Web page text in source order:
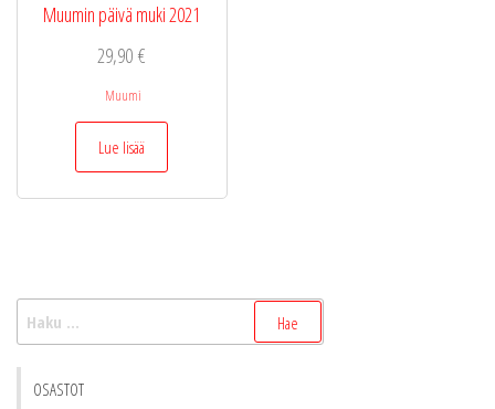
Muumin päivä muki 2021
29,90€
Muumi
Lue lisää
OSASTOT